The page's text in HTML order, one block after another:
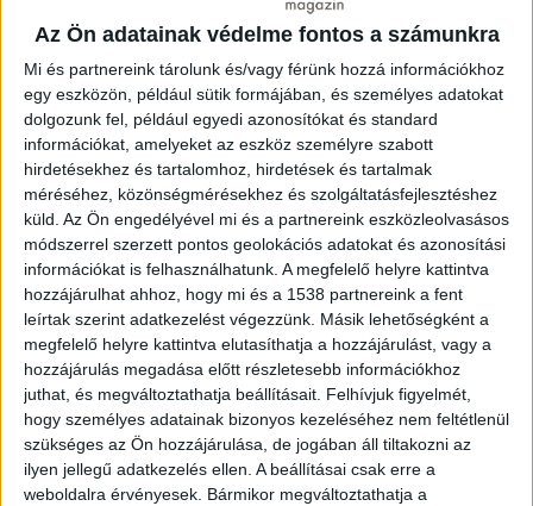
Az Ön adatainak védelme fontos a számunkra
Mi és partnereink tárolunk és/vagy férünk hozzá információkhoz
egy eszközön, például sütik formájában, és személyes adatokat
dolgozunk fel, például egyedi azonosítókat és standard
információkat, amelyeket az eszköz személyre szabott
hirdetésekhez és tartalomhoz, hirdetések és tartalmak
méréséhez, közönségmérésekhez és szolgáltatásfejlesztéshez
küld. Az Ön engedélyével mi és a partnereink eszközleolvasásos
módszerrel szerzett pontos geolokációs adatokat és azonosítási
információkat is felhasználhatunk. A megfelelő helyre kattintva
hozzájárulhat ahhoz, hogy mi és a 1538 partnereink a fent
leírtak szerint adatkezelést végezzünk. Másik lehetőségként a
megfelelő helyre kattintva elutasíthatja a hozzájárulást, vagy a
hozzájárulás megadása előtt részletesebb információkhoz
juthat, és megváltoztathatja beállításait. Felhívjuk figyelmét,
hogy személyes adatainak bizonyos kezeléséhez nem feltétlenül
szükséges az Ön hozzájárulása, de jogában áll tiltakozni az
ilyen jellegű adatkezelés ellen. A beállításai csak erre a
weboldalra érvényesek. Bármikor megváltoztathatja a
alternatív energia e-autó egészség
elektromos autó elektromos autótöltő
elektromos meghajtásenergia energiahatékonyság
erdő fenntarthatóság
fotovoltaikus
napelem
földgáz fűtés hulladék klímaváltozás
klímavédelem környezet
környezetvédelem környezetvédelmi hírek
közlekedés megújuló energia mezőgazdaság
napelemnapelemeknapenergia
naperőmű solar solar energy szelektiv hulladék természet
természetvédelem villamosenergia villanyautó víz zöld
autó zöld energia zöld energiaforrás zöld hirek
állatvédelem áram életmód újrahasznosítás
FRISS HÍREK
ZÖLDINFÓ 40 perc telt el a létrehozás óta
Rekordhőség és történelmi aszály sújtja
Horvátországot, a folyók apadnak